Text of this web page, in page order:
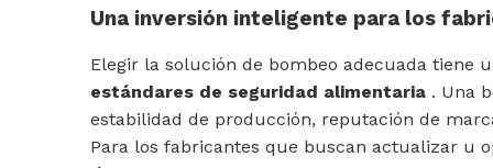
Una inversión inteligente para los
Elegir la solución de bombeo adecuada tiene
estándares de seguridad alimentaria . Una
estabilidad de producción, reputación de
Para los fabricantes que buscan actualizar u